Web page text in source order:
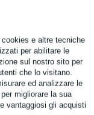
e altre tecniche
per abilitare le
sul nostro sito per
che lo visitano.
ed analizzare le
migliorare la sua
vantaggiosi gli acquisti